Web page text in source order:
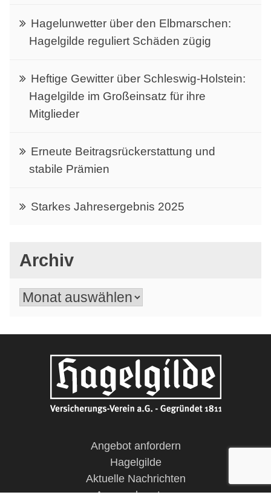
Hagelunwetter über den Elbmarschen:
Hagelgilde reguliert Schäden zügig
Heftige Gewitter über Schleswig-Holstein:
Hagelgilde im Großeinsatz für ihre
Mitglieder
Erneute Beitragsrückerstattung und
stabile Prämien
Starkes Jahresergebnis 2025
Archiv
Archiv
Angebot anfordern
Hagelgilde
Aktuelle Nachrichten